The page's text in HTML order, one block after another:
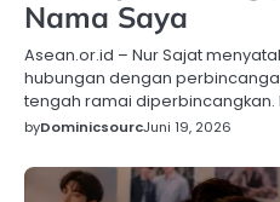
Nama Saya
Asean.or.id – Nur Sajat
hubungan dengan
tengah ramai
byDominicsourcJuni 19, 2026